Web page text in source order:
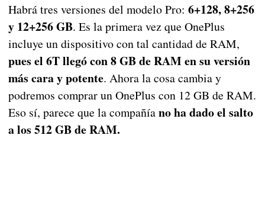
Habrá tres versiones del modelo Pro: 6+128, 8+256
y 12+256 GB. Es la primera vez que OnePlus
incluye un dispositivo con tal cantidad de RAM,
pues el 6T llegó con 8 GB de RAM en su versión
más cara y potente. Ahora la cosa cambia y
podremos comprar un OnePlus con 12 GB de RAM.
Eso sí, parece que la compañíano ha dado el salto
a los 512 GB de RAM.